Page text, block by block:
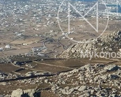
Politique
Business
Travel